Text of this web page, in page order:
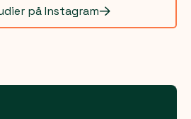
på Instagram